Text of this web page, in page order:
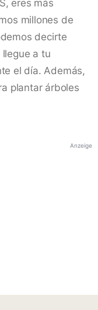
eres más
millones de
decirte
a tu
el día. Además,
plantar árboles
Anzeige